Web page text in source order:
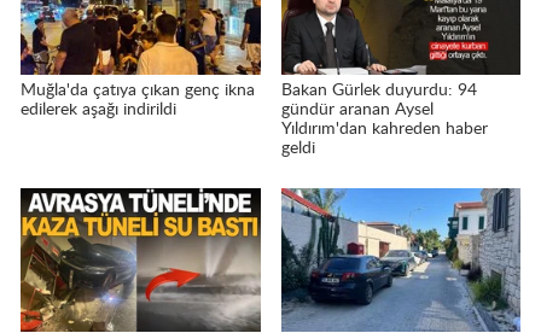
Muğla'da çatıya çıkan genç ikna
edilerek aşağı indirildi
Bakan Gürlek duyurdu: 94
gündür aranan Aysel
Yıldırım'dan kahreden haber
geldi